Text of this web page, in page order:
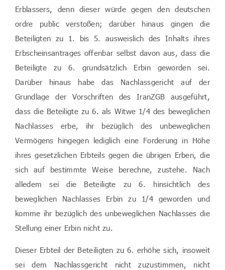
Erblassers, denn dieser würde gegen den deutschen
ordre public verstoßen; darüber hinaus gingen die
Beteiligten zu 1. bis 5. ausweislich des Inhalts ihres
Erbscheinsantrages offenbar selbst davon aus, dass die
Beteiligte zu 6. grundsätzlich Erbin geworden sei.
Darüber hinaus habe das Nachlassgericht auf der
Grundlage der Vorschriften des IranZGB ausgeführt,
dass die Beteiligte zu 6. als Witwe 1/4 des beweglichen
Nachlasses erbe, ihr bezüglich des unbeweglichen
Vermögens hingegen lediglich eine Forderung in Höhe
ihres gesetzlichen Erbteils gegen die übrigen Erben, die
sich auf bestimmte Weise berechne, zustehe. Nach
alledem sei die Beteiligte zu 6. hinsichtlich des
beweglichen Nachlasses Erbin zu 1/4 geworden und
komme ihr bezüglich des unbeweglichen Nachlasses die
Stellung einer Erbin nicht zu.
Dieser Erbteil der Beteiligten zu 6. erhöhe sich, insoweit
sei dem Nachlassgericht nicht zuzustimmen, nicht